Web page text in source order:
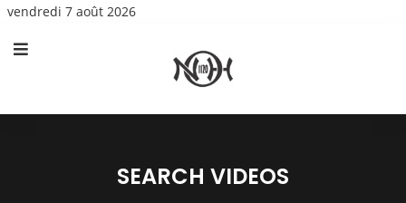
vendredi 7 août 2026
SEARCH VIDEOS